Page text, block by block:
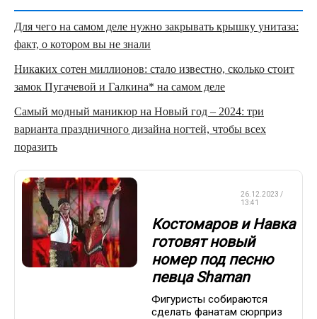
Для чего на самом деле нужно закрывать крышку унитаза:
факт, о котором вы не знали
Никаких сотен миллионов: стало известно, сколько стоит
замок Пугачевой и Галкина* на самом деле
Самый модный маникюр на Новый год – 2024: три
варианта праздничного дизайна ногтей, чтобы всех
поразить
26.12.2023 /
13:41
Костомаров и Навка
готовят новый
номер под песню
певца Shaman
Фигуристы собираются
сделать фанатам сюрприз